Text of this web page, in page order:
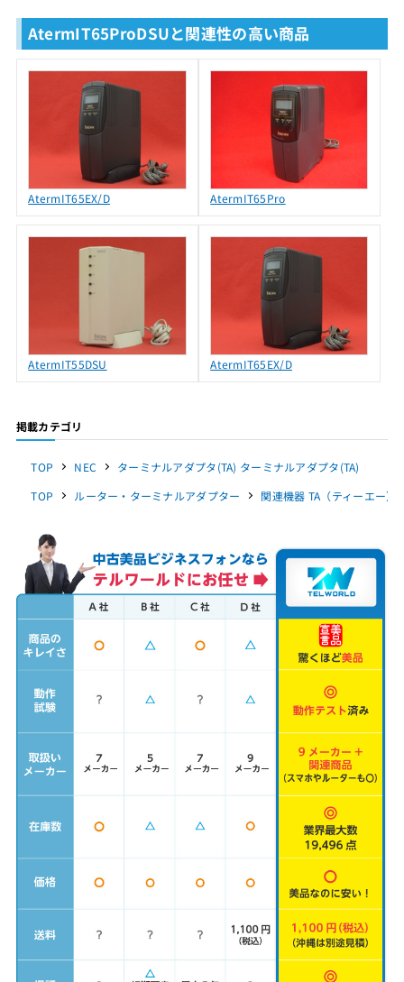
AtermIT65ProDSUと関連性の高い商品
AtermIT65EX/D AtermIT65Pro
AtermIT55DSU AtermIT65EX/D
掲載カテゴリ
TOP NEC
ターミナルアダプタ(TA) ターミナルアダプタ(TA)
TOP
ルーター・ターミナルアダプター 関連機器 TA（ティーエー）